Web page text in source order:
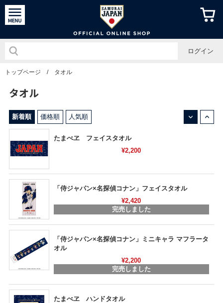
侍ジャパ
ログイン
トップページ / タオル
タオル
新着順 価格順 人気順
たまべヱ フェイスタオル
¥2,200
「侍ジャパン×名探偵コナン」フェイスタオル
¥2,420
完売しました
「侍ジャパン×名探偵コナン」ミニキャラ マフラータ
オル
¥2,200
完売しました
たまべヱ ハンドタオル